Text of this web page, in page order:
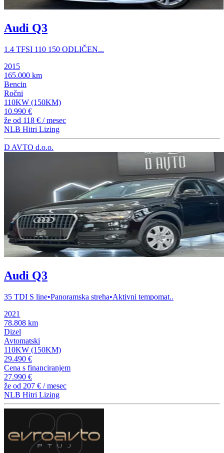
Audi Q3
1.4 TFSI 110 150 ODLIČEN...
2015
165.000 km
Bencin
Ročni
110KW (150KM)
10.990 €
že od 118 € / mesec
NLB Hitri Lizing
D AVTO d.o.o.
Audi Q3
35 TDI S line•Panoramska streha•Aktivni tempomat..
2021
78.808 km
Dizel
Avtomatski
110KW (150KM)
29.490 €
Cena s financiranjem
27.990 €
že od 207 € / mesec
NLB Hitri Lizing